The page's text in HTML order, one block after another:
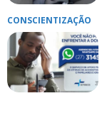
CONSCIENTIZAÇÃO